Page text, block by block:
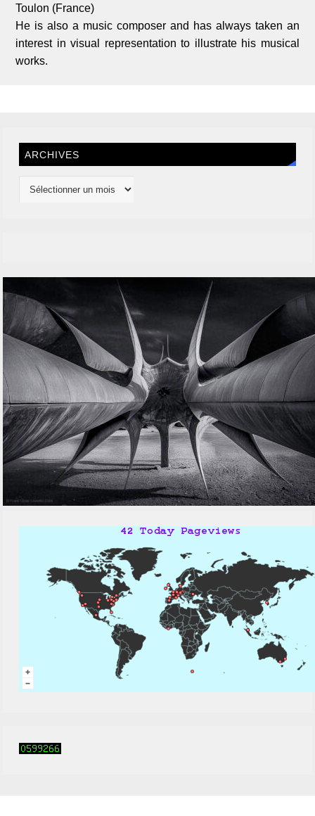
Toulon (France)
He is also a music composer and has always taken an
interest in visual representation to illustrate his musical
works.
ARCHIVES